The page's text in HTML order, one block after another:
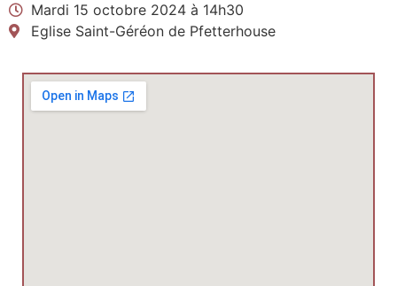
Mardi 15 octobre 2024 à 14h30
Eglise Saint-Géréon de Pfetterhouse